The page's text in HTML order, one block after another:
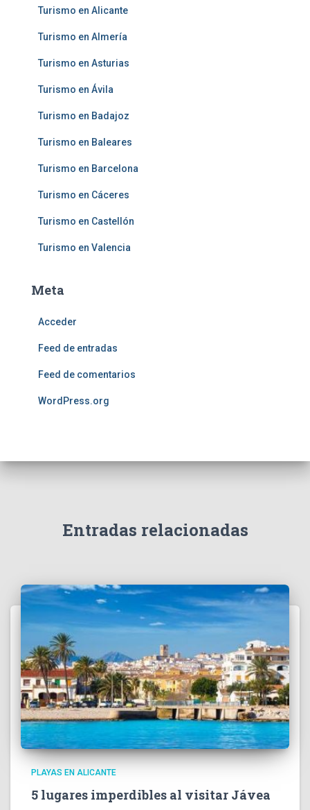
Turismo en Alicante
Turismo en Almería
Turismo en Asturias
Turismo en Ávila
Turismo en Badajoz
Turismo en Baleares
Turismo en Barcelona
Turismo en Cáceres
Turismo en Castellón
Turismo en Valencia
Meta
Acceder
Feed de entradas
Feed de comentarios
WordPress.org
Entradas relacionadas
PLAYAS EN ALICANTE
5 lugares imperdibles al visitar Jávea